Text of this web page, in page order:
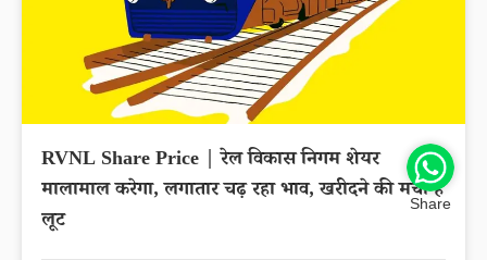
RVNL Share Price | रेल विकास निगम शेयर
मालामाल करेगा, लगातार चढ़ रहा भाव, खरीदने की मची है
लूट
Share